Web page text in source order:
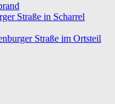
Straße in Scharrel
Straße im Ortsteil